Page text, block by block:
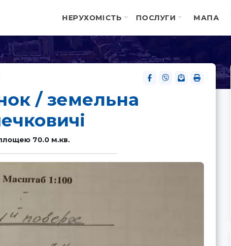
НЕРУХОМІСТЬ ПОСЛУГИ МАПА
/ земельна
70.0 м.кв.